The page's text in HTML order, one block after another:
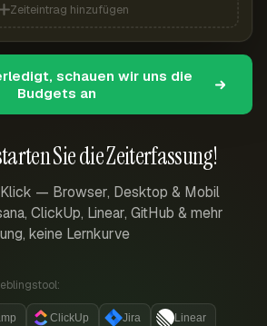
Sie die Zeiterfassung!
— Browser, Desktop & Mobil
ClickUp, Linear, GitHub & mehr
keine Lernkurve
ClickUp Jira Linear
Zeiteintrag hinzufügen
schauen wir uns die
Budgets an